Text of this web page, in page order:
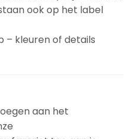
ook op het label
– kleuren of details
aan het